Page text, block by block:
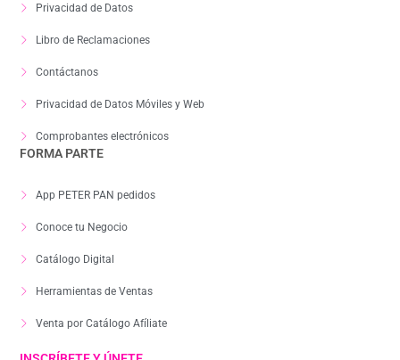
Privacidad de Datos
Libro de Reclamaciones
Contáctanos
Privacidad de Datos Móviles y Web
Comprobantes electrónicos
FORMA PARTE
App PETER PAN pedidos
Conoce tu Negocio
Catálogo Digital
Herramientas de Ventas
Venta por Catálogo Afíliate